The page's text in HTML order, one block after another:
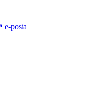
e-posta